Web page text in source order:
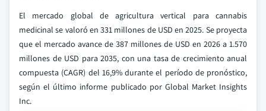
El mercado global de agricultura vertical para cannabis
medicinal se valoró en 331 millones de USD en 2025. Se proyecta
que el mercado avance de 387 millones de USD en 2026 a 1.570
millones de USD para 2035, con una tasa de crecimiento anual
compuesta (CAGR) del 16,9% durante el período de pronóstico,
según el último informe publicado por Global Market Insights
Inc.